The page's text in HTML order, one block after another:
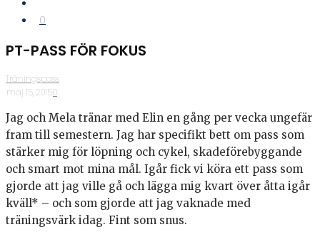
0
PT-PASS FÖR FOKUS
Träningspass
·maj 15, 2015·0
Jag och Mela tränar med Elin en gång per vecka ungefär
fram till semestern. Jag har specifikt bett om pass som
stärker mig för löpning och cykel, skadeförebyggande
och smart mot mina mål. Igår fick vi köra ett pass som
gjorde att jag ville gå och lägga mig kvart över åtta igår
kväll* – och som gjorde att jag vaknade med
träningsvärk idag. Fint som snus.